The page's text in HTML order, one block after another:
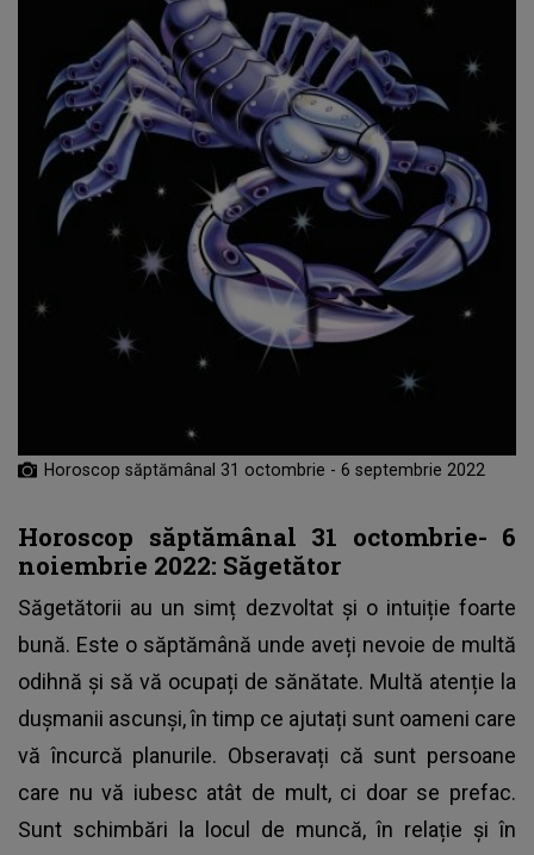
Horoscop săptămânal 31 octombrie - 6 septembrie 2022
Horoscop săptămânal 31 octombrie- 6
noiembrie 2022: Săgetător
Săgetătorii au un simț dezvoltat și o intuiție foarte
bună. Este o săptămână unde aveți nevoie de multă
odihnă și să vă ocupați de sănătate. Multă atenție la
dușmanii ascunși, în timp ce ajutați sunt oameni care
vă încurcă planurile. Obseravați că sunt persoane
care nu vă iubesc atât de mult, ci doar se prefac.
Sunt schimbări la locul de muncă, în relație și în